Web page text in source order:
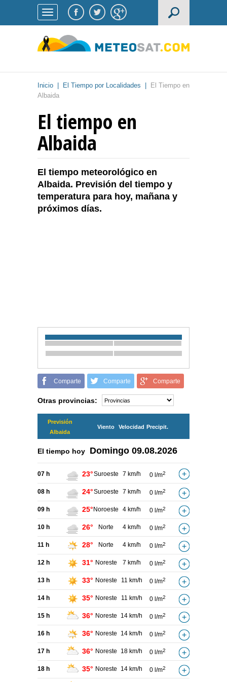
Inicio El Tiempo por Localidades
El Tiempo en
Albaida
El tiempo en
Albaida
El tiempo meteorológico en
Albaida. Previsión del tiempo y
temperatura para hoy, mañana y
próximos días.
Comparte Comparte Comparte
Otras provincias:
Previsión
Albaida
Viento Velocidad Precipit.
El tiempo hoy Domingo 09.08.2026
07 h 23°Suroeste 7 km/h 0 l/m2
08 h 24°Suroeste 7 km/h 0 l/m2
09 h 25° Noroeste 4 km/h 0 l/m2
10 h 26° Norte 4 km/h 0 l/m2
11 h 28° Norte 4 km/h 0 l/m2
12 h 31° Noreste 7 km/h 0 l/m2
13 h 33° Noreste 11 km/h 0 l/m2
14 h 35° Noreste 11 km/h 0 l/m2
15 h 36° Noreste 14 km/h 0 l/m2
16 h 36° Noreste 14 km/h 0 l/m2
17 h 36° Noreste 18 km/h 0 l/m2
18 h 35° Noreste 14 km/h 0 l/m2